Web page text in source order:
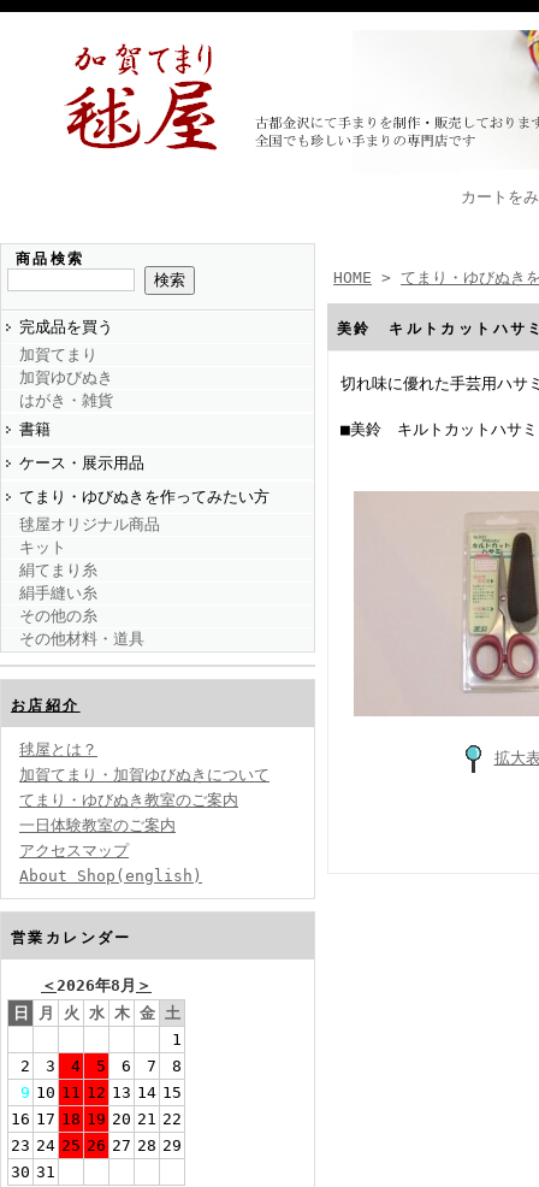
カートを
商品検索
完成品を買う
加賀てまり
加賀ゆびぬき
はがき・雑貨
書籍
ケース・展示用品
てまり・ゆびぬきを作ってみたい方
毬屋オリジナル商品
キット
絹てまり糸
絹手縫い糸
その他の糸
その他材料・道具
お店紹介
毬屋とは？
加賀てまり・加賀ゆびぬきについて
てまり・ゆびぬき教室のご案内
一日体験教室のご案内
アクセスマップ
About Shop(english)
営業カレンダー
＜2026年8月 ＞
日
月 火 水 木 金 土
1
2
3 4 5 6 7
8
9 10 11 12 13 14 15
16 17 18 19 20 21 22
23 24 25 26 27 28 29
30 31
HOME > てまり・ゆびぬき
美鈴 キルトカットハサ
切れ味に優れた手芸用ハサ
■美鈴 キルトカットハサ
拡大